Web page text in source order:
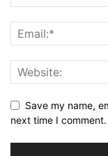
Save my name,
next time I comment.